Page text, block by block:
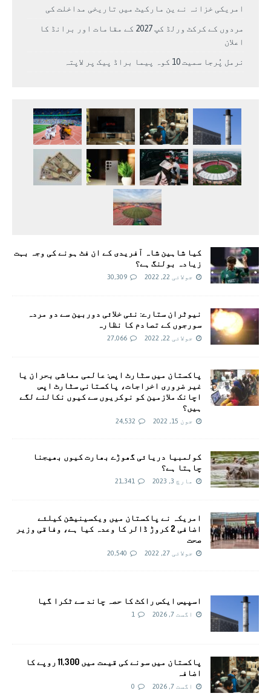
امریکی خزانہ نے ین مارکیٹ میں تاریخی مداخلت کی
مردوں کے کرکٹ ورلڈ کپ 2027 کے مقامات اور برانڈ کا
اعلان
نرمل پُرجا سمیت 10 کوہ پیما براڈ پیک پر لاپتہ
کیا شاہین شاہ آفریدی کے ان فٹ ہونے کی وجہ بہت
زیادہ بولنگ ہے؟
جولائی 22, 2022 30,309
نیوٹران ستارے: نئی خلائی دوربین سے دو مردہ
سورجوں کے تصادم کا نظارہ
جولائی 22, 2022 27,066
پاکستان میں سٹارٹ اپس: عالمی معاشی بحران یا
غیر ضروری اخراجات، پاکستانی سٹارٹ اپس
اچانک ملازمین کو نوکریوں سے کیوں نکالنے لگے
ہیں؟
جون 15, 2022 24,532
کولمبیا دریائی گھوڑے بھارت کیوں بھیجنا
چاہتا ہے؟
مارچ 3, 2023 21,341
امريکہ نے پاکستان میں ویکسینیشن کیلئے
اضافی 2 کروڑ ڈالر کا وعدہ کیا ہے، وفاقی وزیر
صحت
جولائی 27, 2022 20,540
اسپیس ایکس راکٹ کا حصہ چاند سے ٹکرا گیا
اگست 7, 2026 1
پاکستان میں سونے کی قیمت میں 11,300 روپے کا
اضافہ
اگست 7, 2026 0